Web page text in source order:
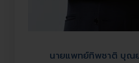
นายแพทย์ทิพชาติ บุณ